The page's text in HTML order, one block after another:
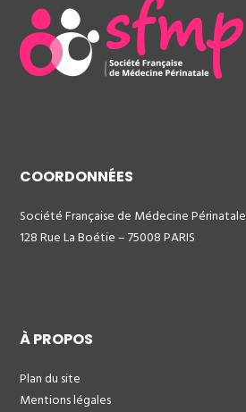
COORDONNÉES
Société Française de Médecine Périnatale
128 Rue La Boétie – 75008 PARIS
À PROPOS
Plan du site
Mentions légales